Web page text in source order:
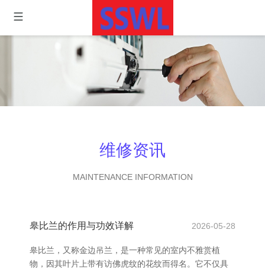
维修资讯
MAINTENANCE INFORMATION
皋比兰的作用与功效详解 2026-05-28
皋比兰，又称金边吊兰，是一种常见的室内不雅赏植
物，因其叶片上带有访佛虎纹的花纹而得名。它不仅具